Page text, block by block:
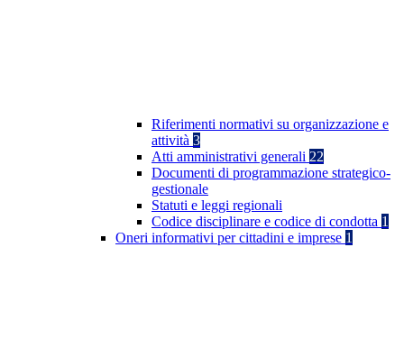
Riferimenti normativi su organizzazione e
attività 3
Atti amministrativi generali 22
Documenti di programmazione strategico-
gestionale
Statuti e leggi regionali
Codice disciplinare e codice di condotta 1
Oneri informativi per cittadini e imprese 1